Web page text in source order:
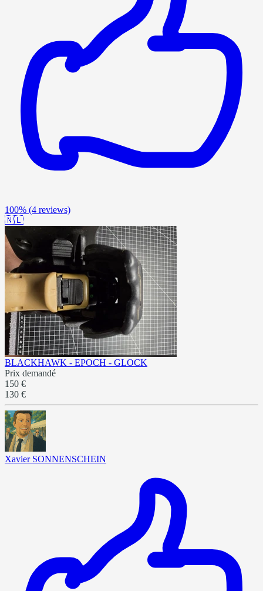
100% (4 reviews)
🇳🇱
BLACKHAWK - EPOCH - GLOCK
Prix demandé
150 €
130 €
Xavier SONNENSCHEIN